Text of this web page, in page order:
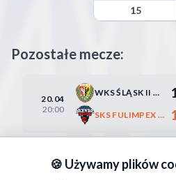
Miasto Szkła
15
Pozostałe mecze:
20.04
20:00
WKS ŚLĄSK II WROCŁAW
SKS FULIMPEX STAROGARD GDAŃSKI
🍪 Używamy plików